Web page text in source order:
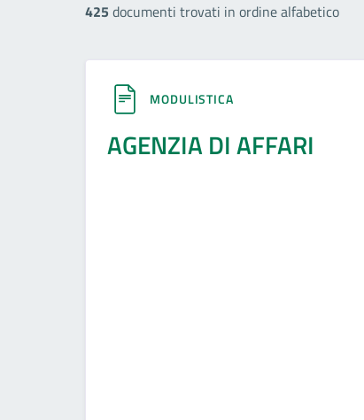
425 documenti trovati in ordine alfabetico
MODULISTICA
AGENZIA DI AFFARI